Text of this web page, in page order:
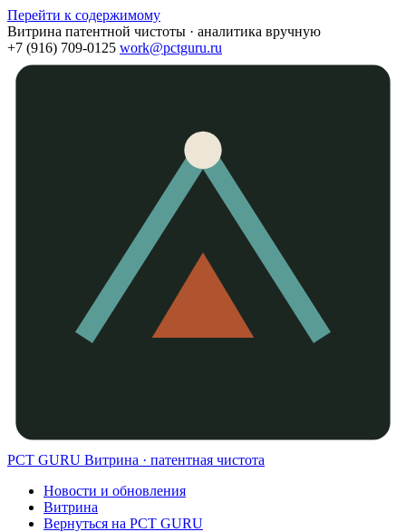
Перейти к содержимому
Витрина патентной чистоты · аналитика вручную
+7 (916) 709-0125 work@pctguru.ru
PCT GURU Витрина · патентная чистота
Новости и обновления
Витрина
Вернуться на PCT GURU